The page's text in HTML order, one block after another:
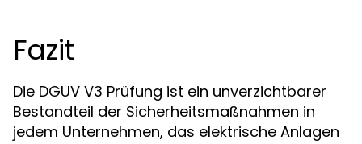
Fazit
Die DGUV V3 Prüfung ist ein unverzichtbarer
Bestandteil der Sicherheitsmaßnahmen in
jedem Unternehmen, das elektrische Anlagen